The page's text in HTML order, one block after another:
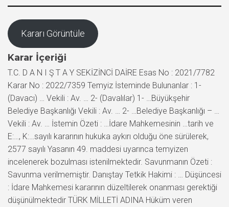
Kararı Görüntüle
Karar İçeriği
T.C. D A N I Ş T A Y SEKİZİNCİ DAİRE Esas No : 2021/7782
Karar No : 2022/7359 Temyiz İsteminde Bulunanlar : 1-
(Davacı) … Vekili : Av. … 2- (Davalılar) 1- …Büyükşehir
Belediye Başkanlığı Vekili : Av. … 2- …Belediye Başkanlığı – …
Vekili : Av. … İstemin Özeti : …İdare Mahkemesinin …tarih ve
E:…, K:…sayılı kararının hukuka aykırı olduğu öne sürülerek,
2577 sayılı Yasanın 49. maddesi uyarınca temyizen
incelenerek bozulması istenilmektedir. Savunmanın Özeti :
Savunma verilmemiştir. Danıştay Tetkik Hakimi : … Düşüncesi
: İdare Mahkemesi kararının düzeltilerek onanması gerektiği
düşünülmektedir TÜRK MİLLETİ ADINA Hüküm veren